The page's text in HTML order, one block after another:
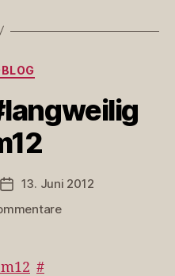
Veröffentlichungsdatum
13. Juni 2012
zu
#